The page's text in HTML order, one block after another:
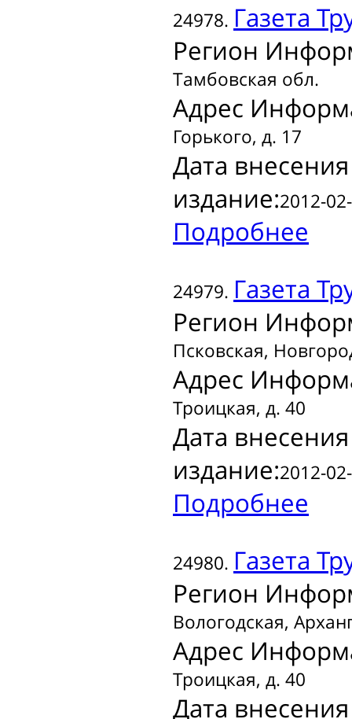
24978. Газета
Регион
Тамбовская обл.
Адрес
Горького, д. 17
Дата
издание:2012-
Подробнее
24979. Газета
Регион
Псковская,
Адрес
Троицкая, д. 40
Дата
издание:2012-
Подробнее
24980. Газета
Регион
Вологодская,
Адрес
Троицкая, д. 40
Дата